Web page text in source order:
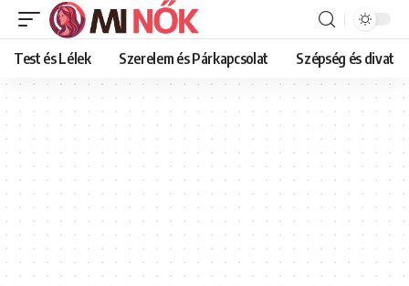
Test és Lélek Szerelem és Párkapcsolat Szépség és divat